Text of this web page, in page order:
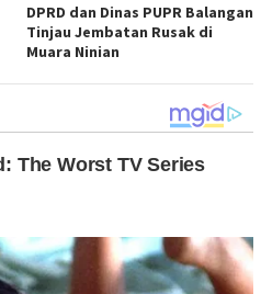
DPRD dan Dinas PUPR Balangan
Tinjau Jembatan Rusak di
Muara Ninian